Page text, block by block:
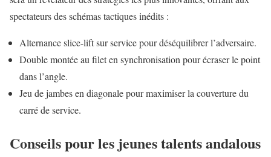
spectateurs des schémas tactiques inédits :
Alternance slice-lift sur service pour déséquilibrer l’adversaire.
Double montée au filet en synchronisation pour écraser le point
dans l’angle.
Jeu de jambes en diagonale pour maximiser la couverture du
carré de service.
Conseils pour les jeunes talents andalous